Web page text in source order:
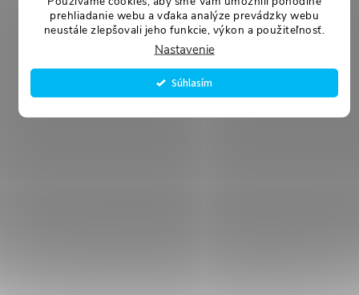
prehliadanie webu a vďaka analýze prevádzky webu
neustále zlepšovali jeho funkcie, výkon a použiteľnosť.
Nastavenie
Súhlasím